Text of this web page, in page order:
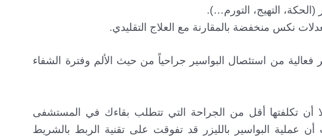
التهيج، التورم…).
نكس منخفضة بالمقارنة مع العلاج التقليدي.
من استئصال البواسير جراحياً من حيث الألم وفترة الشفاء
أن تكلفتها أقل من الجراحة التي تتطلب بقاءك في المستشفى
البواسير بالليزر قد تفوقت على تقنية الربط بالشريط